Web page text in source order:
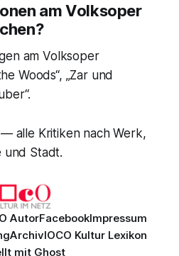
am Volksoper
am Volksoper
Woods“, „Zar und
— alle Kritiken nach Werk,
und Stadt.
AutorFacebookImpressum
ArchivIOCO Kultur Lexikon
mit Ghost